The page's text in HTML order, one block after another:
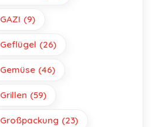
GAZI (9)
Geflügel (26)
Gemüse (46)
Grillen (59)
Großpackung (23)